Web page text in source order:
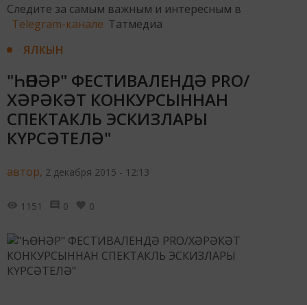
Следите за самым важным и интересным в
Telegram-канале Татмедиа
ЯЛКЫН
"ҺӨНӘР" ФЕСТИВАЛЕНДӘ PRO/
ХӘРӘКӘТ КОНКУРСЫННАН
СПЕКТАКЛЬ ЭСКИЗЛАРЫ
КҮРСӘТЕЛӘ"
автор, 2 декабря 2015 - 12:13
1151 0 0